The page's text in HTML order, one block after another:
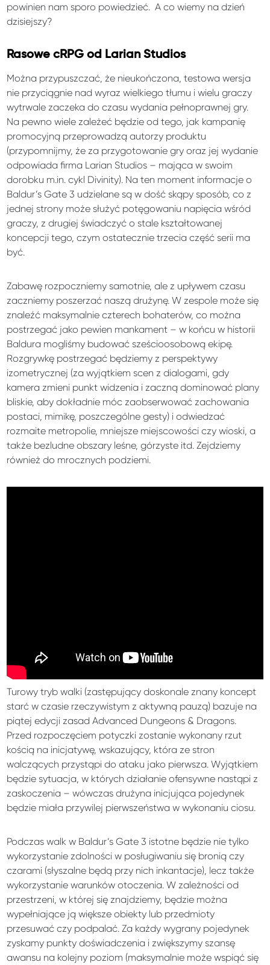
powinien nam sporo powiedzieć. A co wiemy na dzień
dzisiejszy?
Rasowe cRPG od Larian Studios
Można przypuszczać, że nieukończona, testowa wersja
nie przyciągnie nad wyraz wielkiego tłumu i wielu graczy
wytrwale zaczeka do czasu wydania pełnoprawnej gry.
Na pewno wiele zależeć będzie od tego, jak kampanię
promocyjną przeprowadzą autorzy produktu
(przypomnijmy, że za przygotowanie gry oraz jej wydanie
odpowiada firma Larian Studios – mająca w swoim
dorobku m.in. cykl Divinity). Na ten moment informacje o
Baldur’s Gate 3 udzielane są w dość skąpy sposób, co z
jednej strony może służyć potęgowaniu napięcia wśród
graczy, z drugiej świadczyć o stale kształtowanej
koncepcji tego, czym ostatecznie trzecia część serii ma
być.
Zabawę rozpoczniemy samotnie, ale z upływem czasu
zaczniemy poszerzać naszą drużynę. W zespole może się
znaleźć maksymalnie czterech bohaterów, co można
postrzegać jako pewien mankament – w końcu w historii
Baldura mogliśmy budować sześcioosobową ekipę.
Rozgrywkę postrzegać będziemy z perspektywy
izometrycznej (za wyjątkiem scen z dialogami, gdy
kamera zmieni punkt widzenia i zaczną dominować plany
bliskie, aby dokładnie móc zaobserwować zachowania
postaci, mimikę, poszczególne gesty) i odwiedzać
rozmaite metropolie, mniejsze miejscowości czy wioski, a
także bezludne obszary leśne, górzyste itd. Zejdziemy
również do mrocznych podziemi.
Turowy tryb walki (zastępujący doskonale znany koncept
starć w czasie rzeczywistym z aktywną pauzą) bazuje na
piątej edycji zasad Advanced Dungeons & Dragons.
Przed rozpoczęciem potyczki zostanie wykonany rzut
kością na inicjatywę, wskazujący, która ze stron
walczących przystąpi do ataku jako pierwsza. Wyjątkiem
będzie sytuacja, w których działanie ofensywne nastąpi z
zaskoczenia – wówczas drużyna inicjująca pojedynek
będzie miała przywilej pierwszeństwa w wykonaniu ciosu.
Podczas walk w Baldur’s Gate 3 istotne będzie nie tylko
wykorzystanie zdolności w posługiwaniu się bronią czy
czarami (słyszalne będą przy nich inkantacje), lecz także
wykorzystanie warunków otoczenia. W zależności od
przestrzeni, w której się znajdziemy, będzie można
wypełniające ją większe obiekty lub przedmioty
przesuwać czy podpalać. Za każdy wygrany pojedynek
zyskamy punkty doświadczenia i zwiększymy szansę
awansu na kolejny poziom (maksymalnie może wspiąć się